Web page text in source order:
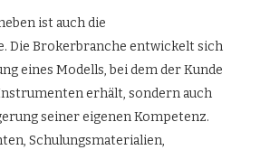
ist auch die
Die Brokerbranche entwickelt sich
eines Modells, bei dem der Kunde
erhält, sondern auch
seiner eigenen Kompetenz.
Schulungsmaterialien,